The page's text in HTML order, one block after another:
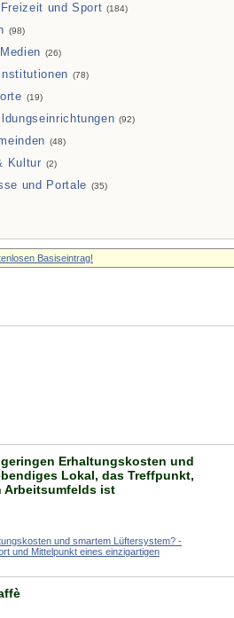
und Sport (184)
(98)
(26)
(78)
(19)
(92)
(48)
Kultur (2)
und Portale (35)
Basiseintrag!
Erhaltungskosten und
Lokal, das Treffpunkt,
Arbeitsumfelds ist
und smartem Lüftersystem? -
und Mittelpunkt eines einzigartigen